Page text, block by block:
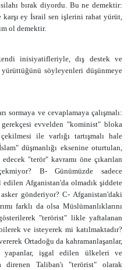
bırak diyordu. Bu ne demektir:
karşı ey İsrail sen işlerini rahat yürüt,
ol demektir.
inisiyatifleriyle, dış destek ve
söyleyenleri düşünmeye
sormaya ve cevaplamaya çalışmalı:
evvelden "kominist" bloka
ile varlığı tartışmalı hale
düşmanlığı eksenine oturtulan,
"terör" kavramı öne çıkarılan
B- Günümüzde sadece
Afganistan'da olmadık şiddete
gönderiyor? C- Afganistan'daki
farklı da olsa Müslümanlıklarını
"terörist" likle yaftalanan
ve isteyerek mi katılmaktadır?
Ortadoğu da kahramanlaşanlar,
yapanlar, işgal edilen ülkeleri ve
direnen Taliban'ı "terörist" olarak